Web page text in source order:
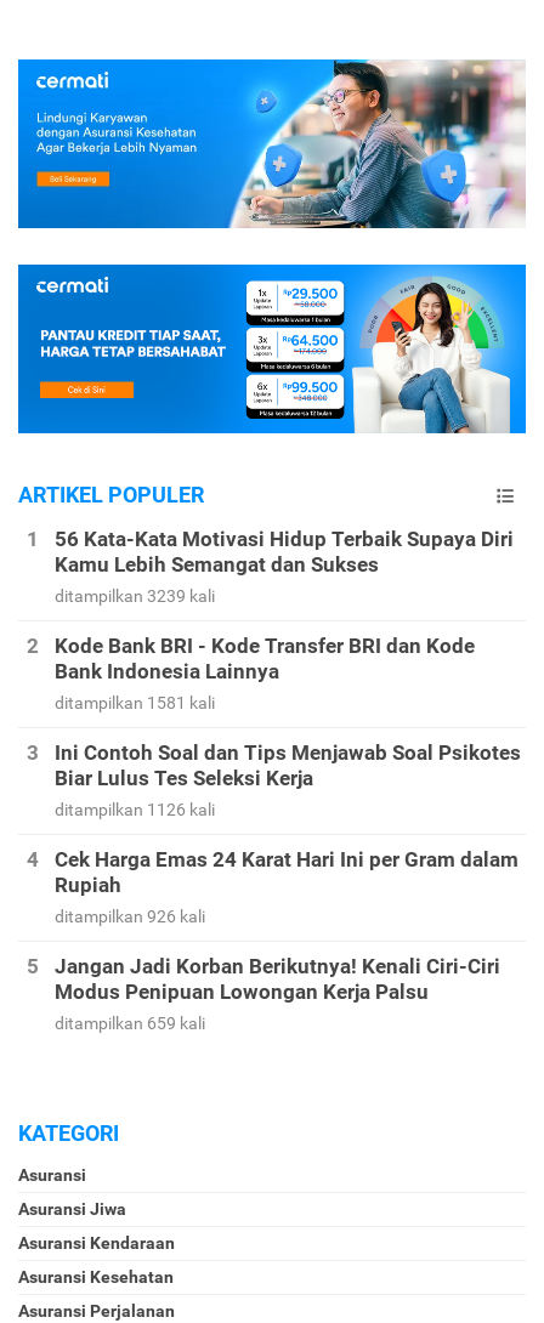
ARTIKEL POPULER
56 Kata-Kata Motivasi Hidup Terbaik Supaya Diri
Kamu Lebih Semangat dan Sukses
ditampilkan 3239 kali
Kode Bank BRI - Kode Transfer BRI dan Kode
Bank Indonesia Lainnya
ditampilkan 1581 kali
Ini Contoh Soal dan Tips Menjawab Soal Psikotes
Biar Lulus Tes Seleksi Kerja
ditampilkan 1126 kali
Cek Harga Emas 24 Karat Hari Ini per Gram dalam
Rupiah
ditampilkan 926 kali
Jangan Jadi Korban Berikutnya! Kenali Ciri-Ciri
Modus Penipuan Lowongan Kerja Palsu
ditampilkan 659 kali
KATEGORI
Asuransi
Asuransi Jiwa
Asuransi Kendaraan
Asuransi Kesehatan
Asuransi Perjalanan